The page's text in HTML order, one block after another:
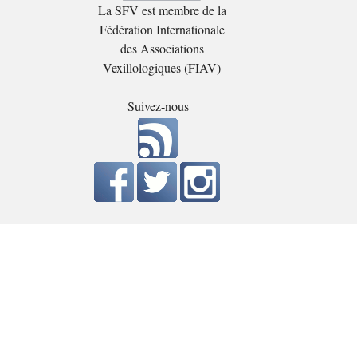
La SFV est membre de la
Fédération Internationale
des Associations
Vexillologiques (FIAV)
Suivez-nous